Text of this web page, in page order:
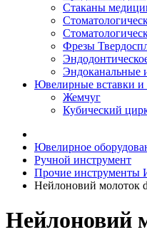
Стаканы
Фрезы
Эндоканальные
Ювелирные вставки и
Жемчуг
Кубический
Ювелирное
Ручной инструмент
Прочие инструменты
Нейлоновий молоток
Нейлоновий